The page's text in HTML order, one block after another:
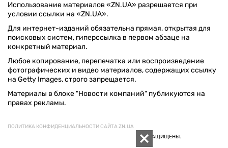
Использование материалов «ZN.UA» разрешается при
условии ссылки на «ZN.UA».
Для интернет-изданий обязательна прямая, открытая для
поисковых систем, гиперссылка в первом абзаце на
конкретный материал.
Любое копирование, перепечатка или воспроизведение
фотографических и видео материалов, содержащих ссылку
на Getty Images, строго запрещается.
Материалы в блоке "Новости компаний" публикуются на
правах рекламы.
ПОЛИТИКА КОНФИДЕНЦИАЛЬНОСТИ САЙТА ZN.UA
© 1994–2026 «ЗЕРКАЛО НЕДЕЛИ. УКРАИНА». ВСЕ ПРАВА ЗАЩИЩЕНЫ.